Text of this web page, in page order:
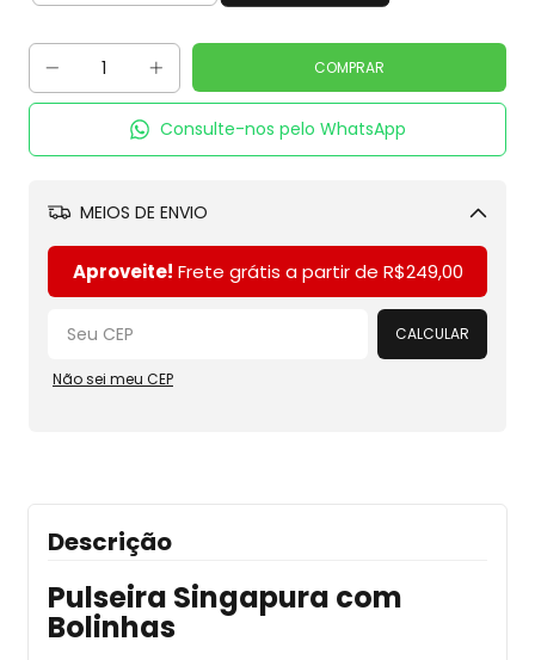
Consulte-nos pelo WhatsApp
MEIOS DE ENVIO
Aproveite! Frete grátis a partir de R$249,00
CALCULAR
Não sei meu CEP
Descrição
Pulseira Singapura com
Bolinhas